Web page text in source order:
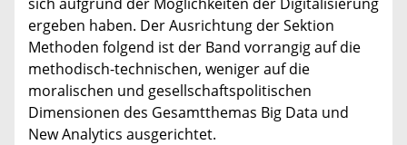
ergeben haben. Der Ausrichtung der Sektion
Methoden folgend ist der Band vorrangig auf die
methodisch-technischen, weniger auf die
moralischen und gesellschaftspolitischen
Dimensionen des Gesamtthemas Big Data und
New Analytics ausgerichtet.